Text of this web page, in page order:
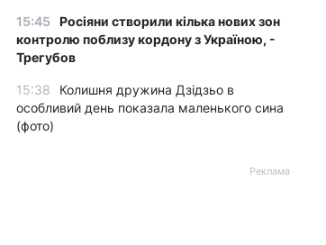
15:45 Росіяни створили кілька нових зон
контролю поблизу кордону з Україною, -
Трегубов
15:38
Колишня дружина Дзідзьо в
особливий день показала маленького сина
(фото)
Реклама